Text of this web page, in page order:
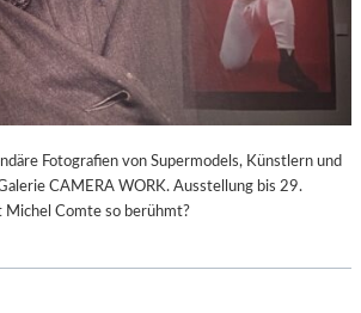
Fotografien von Supermodels, Künstlern und
CAMERA WORK. Ausstellung bis 29.
Comte so berühmt?